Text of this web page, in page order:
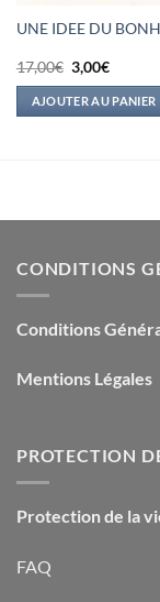
UNE IDEE DU
17,00€ Le
prix
initial
était :
17,00€.
3,00€Le
actuel
est :
3,00€.
AJOUTER AU PANIER
CONDITIONS
Conditions
Mentions Légales
PROTECTION
Protection de la
FAQ